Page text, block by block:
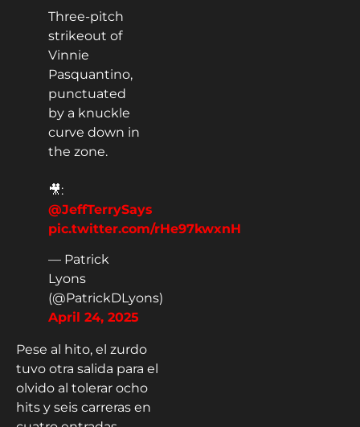
Three-pitch
strikeout of
Vinnie
Pasquantino,
punctuated
by a knuckle
curve down in
the zone.
🎥:
@JeffTerrySays
pic.twitter.com/rHe97kwxnH
— Patrick
Lyons
(@PatrickDLyons)
April 24, 2025
Pese al hito, el zurdo
tuvo otra salida para el
olvido al tolerar ocho
hits y seis carreras en